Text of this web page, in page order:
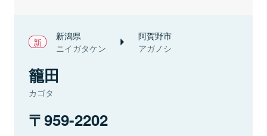
新潟県
ニイガタケン
阿賀野市
アガノシ
籠田
カゴタ
959-2202